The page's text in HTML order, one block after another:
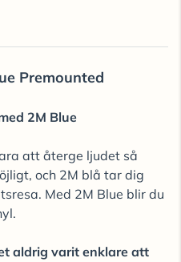
Premounted
2M Blue
att återge ljudet så
och 2M blå tar dig
Med 2M Blue blir du
aldrig varit enklare att